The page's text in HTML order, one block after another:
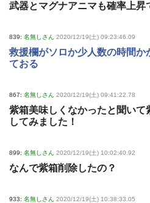
武器とマグナアニマも確率上昇
839: 名無しさん 2020/12/19(土) 09:23:46.09
救援欄がソロか少人数の時間
ておる
867: 名無しさん 2020/12/19(土) 09:41:22.78
紫箱美味しくなかったと聞い
してみました！
899: 名無しさん 2020/12/19(土) 10:02:40.92
なんで紫箱削除したの？
933: 名無しさん 2020/12/19(土) 10:38:33.05